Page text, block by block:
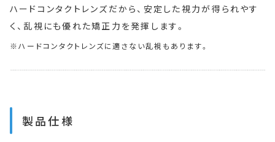
ハードコンタクトレンズだから、安定した視力が得られやす
く、乱視にも優れた矯正力を発揮します。
ハードコンタクトレンズに適さない乱視もあります。
製品仕様